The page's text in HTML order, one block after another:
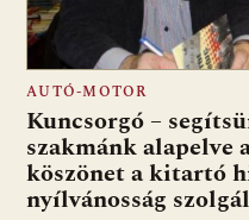
AUTÓ-MOTOR
Kuncsorgó –
szakmánk alapelve
köszönet a kitartó
nyílvánosság